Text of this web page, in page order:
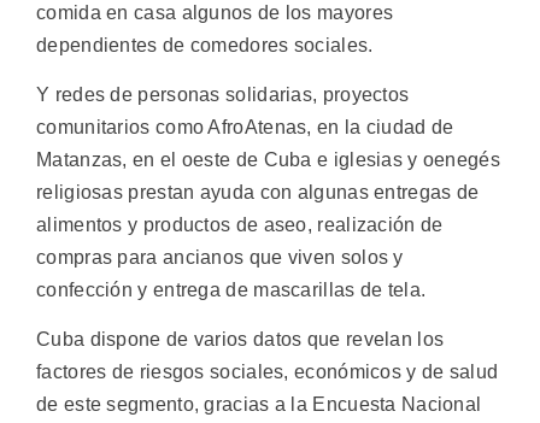
comida en casa algunos de los mayores
dependientes de comedores sociales.
Y redes de personas solidarias, proyectos
comunitarios como AfroAtenas, en la ciudad de
Matanzas, en el oeste de Cuba e iglesias y oenegés
religiosas prestan ayuda con algunas entregas de
alimentos y productos de aseo, realización de
compras para ancianos que viven solos y
confección y entrega de mascarillas de tela.
Cuba dispone de varios datos que revelan los
factores de riesgos sociales, económicos y de salud
de este segmento, gracias a la Encuesta Nacional